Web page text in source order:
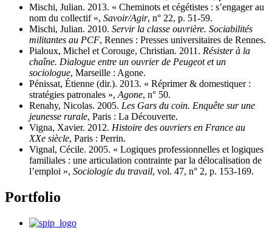
Mischi, Julian. 2013. « Cheminots et cégétistes : s’engager au
nom du collectif », Savoir/Agir, n° 22, p. 51‑59.
Mischi, Julian. 2010. Servir la classe ouvrière. Sociabilités
militantes au PCF, Rennes : Presses universitaires de Rennes.
Pialoux, Michel et Corouge, Christian. 2011. Résister à la
chaîne. Dialogue entre un ouvrier de Peugeot et un
sociologue, Marseille : Agone.
Pénissat, Étienne (dir.). 2013. « Réprimer & domestiquer :
stratégies patronales »,Agone, n° 50.
Renahy, Nicolas. 2005. Les Gars du coin. Enquête sur une
jeunesse rurale, Paris : La Découverte.
Vigna, Xavier. 2012. Histoire des ouvriers en France au
XXe siècle, Paris : Perrin.
Vignal, Cécile. 2005. « Logiques professionnelles et logiques
familiales : une articulation contrainte par la délocalisation de
l’emploi », Sociologie du travail, vol. 47, n° 2, p. 153‑169.
Portfolio